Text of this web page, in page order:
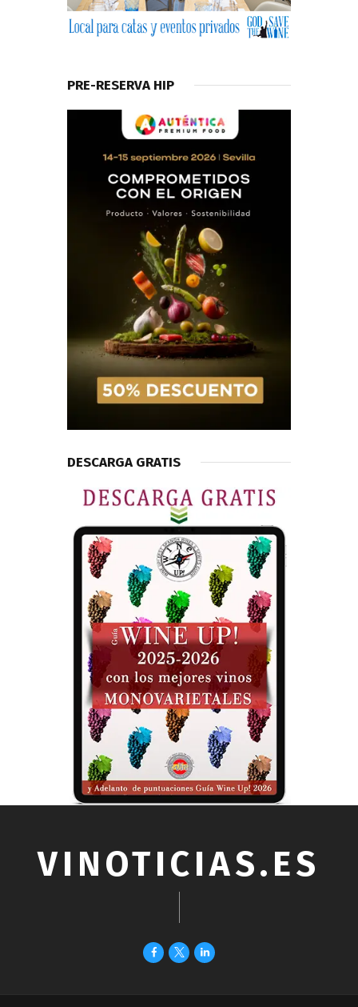
PRE-RESERVA HIP
DESCARGA GRATIS
VINOTICIAS.ES